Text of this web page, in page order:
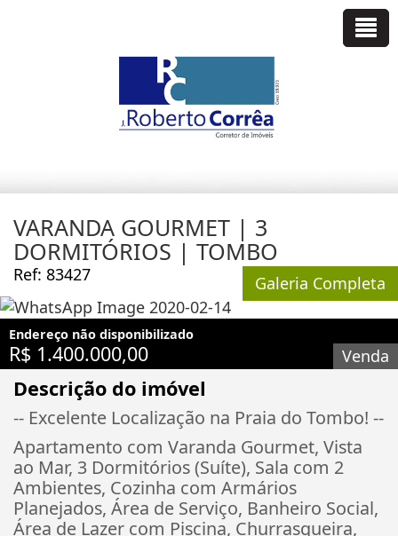
VARANDA GOURMET | 3
DORMITÓRIOS | TOMBO
Ref: 83427 Galeria Completa
Endereço não disponibilizado
R$ 1.400.000,00 Venda
Descrição do imóvel
-- Excelente Localização na Praia do Tombo! --
Apartamento com Varanda Gourmet, Vista
ao Mar, 3 Dormitórios (Suíte), Sala com 2
Ambientes, Cozinha com Armários
Planejados, Área de Serviço, Banheiro Social,
Área de Lazer com Piscina, Churrasqueira,